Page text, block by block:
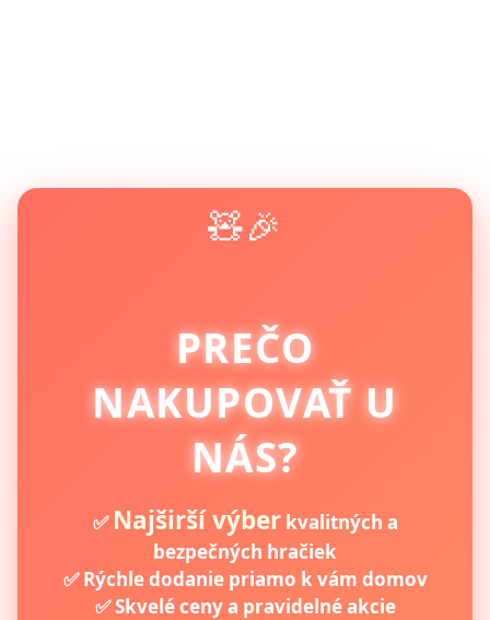
🧸🎉
PREČO
NAKUPOVAŤ U
NÁS?
✅ Najširší výberkvalitných a
bezpečných hračiek
✅ Rýchle dodanie priamo k vám domov
✅ Skvelé ceny a pravidelné akcie